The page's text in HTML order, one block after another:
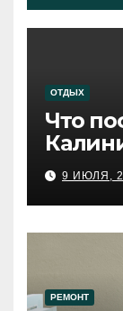
ОТДЫХ
Что
9 ИЮЛЯ,
РЕМОНТ